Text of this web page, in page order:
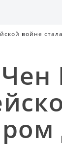
войне